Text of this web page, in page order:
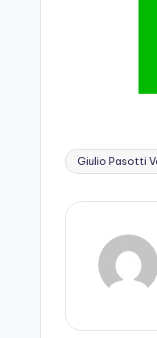
Giulio Pasotti